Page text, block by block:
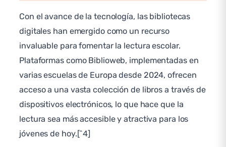
Con el avance de la tecnología, las bibliotecas
digitales han emergido como un recurso
invaluable para fomentar la lectura escolar.
Plataformas como Biblioweb, implementadas en
varias escuelas de Europa desde 2024, ofrecen
acceso a una vasta colección de libros a través de
dispositivos electrónicos, lo que hace que la
lectura sea más accesible y atractiva para los
jóvenes de hoy.[^4]